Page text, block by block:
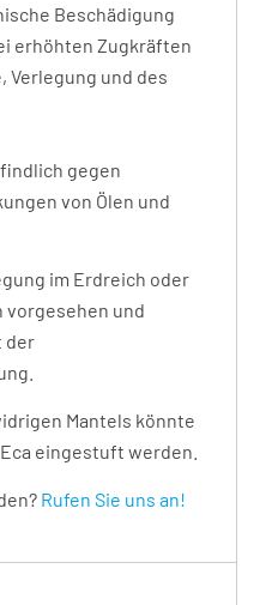
Beschädigung
erhöhten Zugkräften
Verlegung und des
gegen
von Ölen und
im Erdreich oder
vorgesehen und
der
Mantels könnte
eingestuft werden.
Rufen Sie uns an!